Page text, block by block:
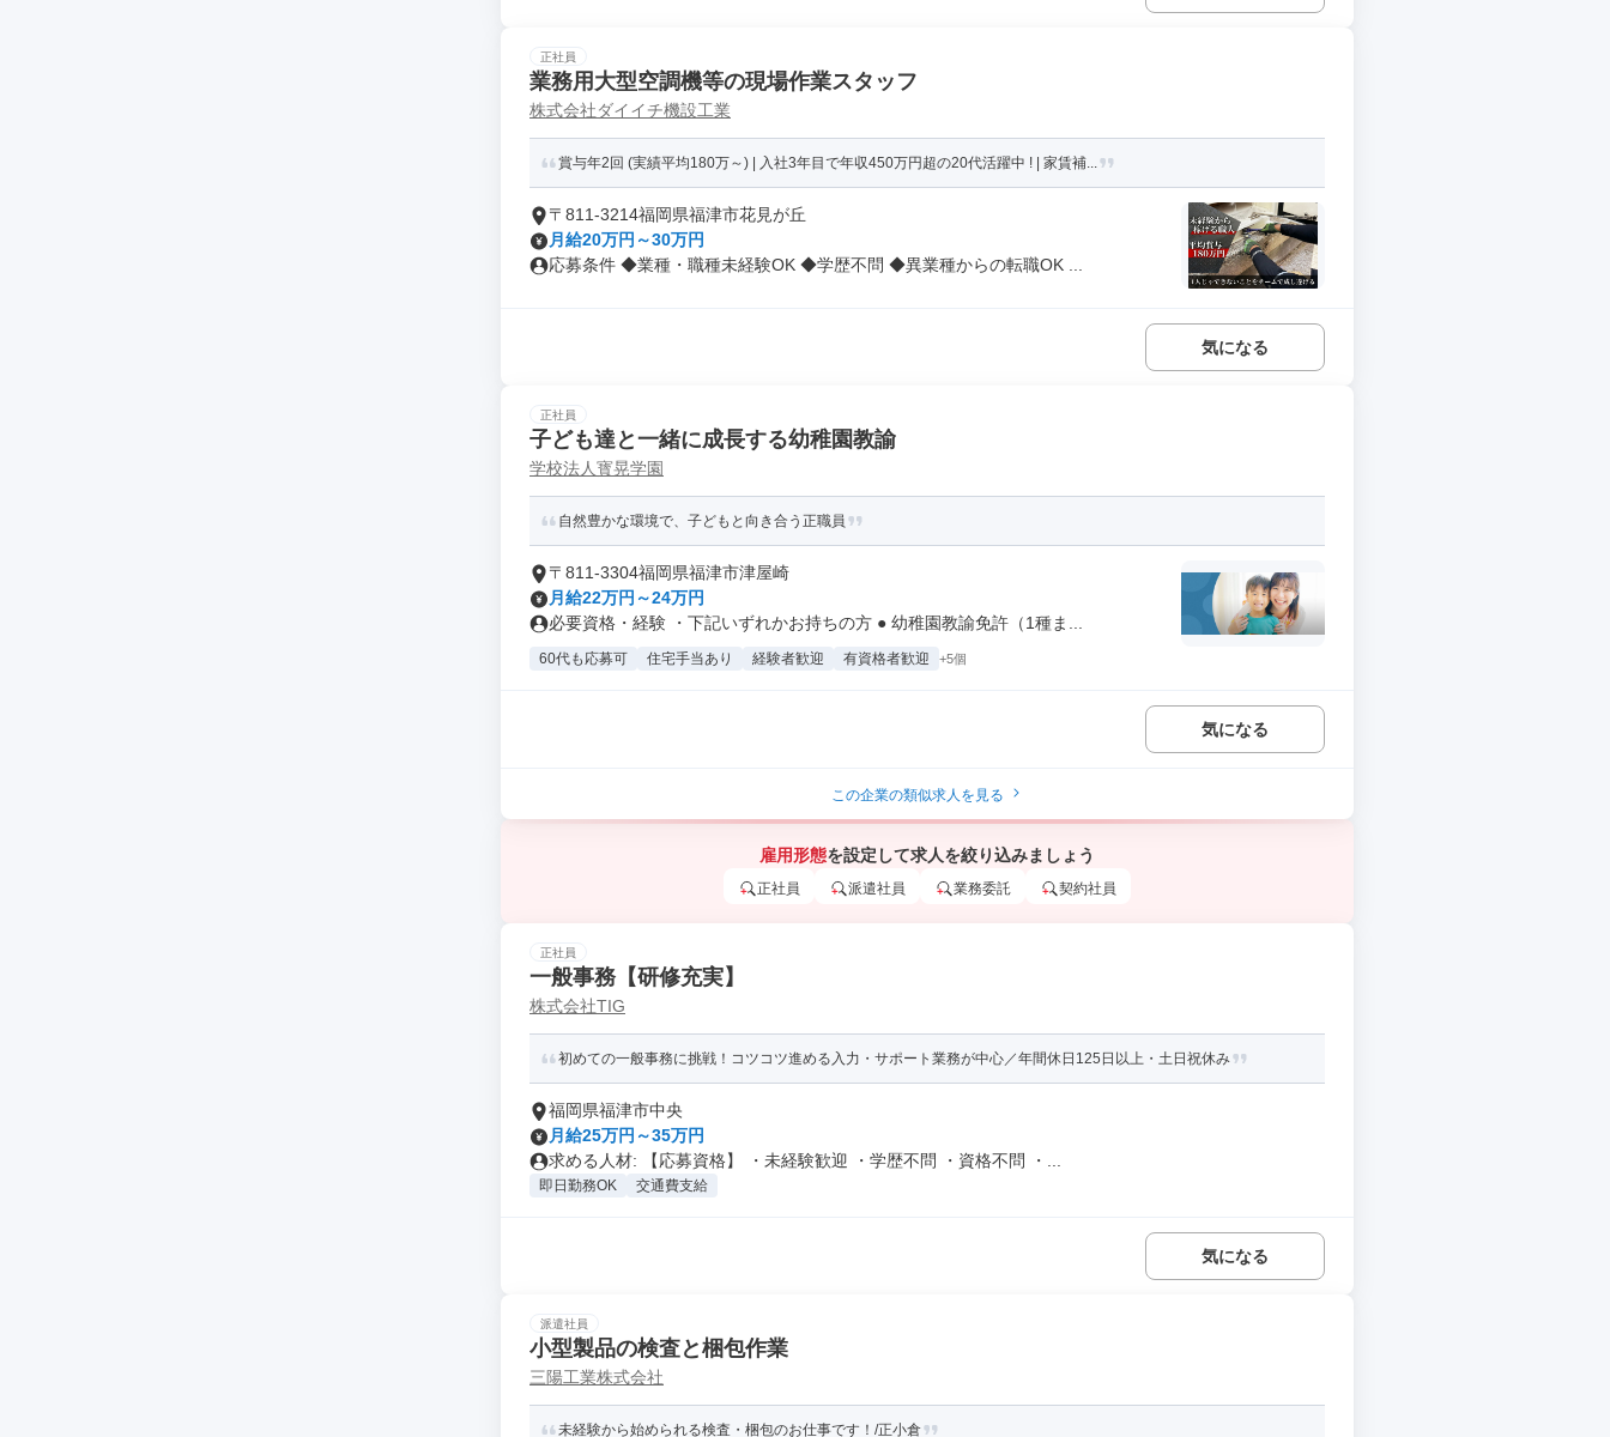
正社員
業務用大型空調機等の現場作業スタッフ
株式会社ダイイチ機設工業
賞与年2回 (実績平均180万～) | 入社3年目で年収450万円超の20代活躍中 ! | 家賃補...
〒811-3214福岡県福津市花見が丘
月給20万円～30万円
応募条件 ◆業種・職種未経験OK ◆学歴不問 ◆異業種からの転職OK ...
気になる
正社員
子ども達と一緒に成長する幼稚園教諭
学校法人寳晃学園
自然豊かな環境で、子どもと向き合う正職員
〒811-3304福岡県福津市津屋崎
月給22万円～24万円
必要資格・経験 ・下記いずれかお持ちの方 ● 幼稚園教諭免許（1種ま...
60代も応募可 住宅手当あり 経験者歓迎 有資格者歓迎 +5個
気になる
この企業の類似求人を見る
雇用形態を設定して求人を絞り込みましょう
正社員 派遣社員 業務委託 契約社員
正社員
一般事務【研修充実】
株式会社TIG
初めての一般事務に挑戦！コツコツ進める入力・サポート業務が中心／年間休日125日以上・土日祝休み
福岡県福津市中央
月給25万円～35万円
求める人材: 【応募資格】 ・未経験歓迎 ・学歴不問 ・資格不問 ・...
即日勤務OK 交通費支給
気になる
派遣社員
小型製品の検査と梱包作業
三陽工業株式会社
未経験から始められる検査・梱包のお仕事です！/正小倉